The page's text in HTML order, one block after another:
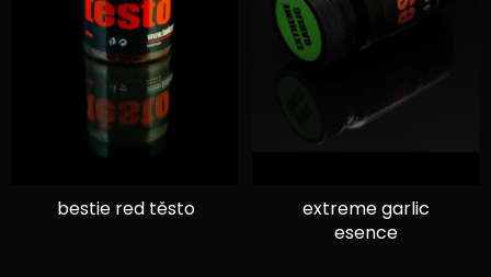
bestie red těsto
extreme garlic
esence